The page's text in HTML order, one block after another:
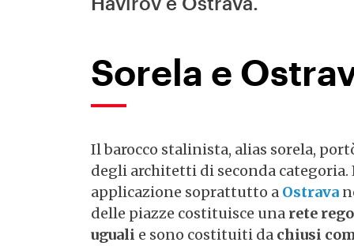
Sorela e
Il barocco stalinista, alias sorela,
degli architetti di seconda
applicazione soprattutto a Ostrava
delle piazze costituisce una rete
uguali e sono costituiti da chiusi